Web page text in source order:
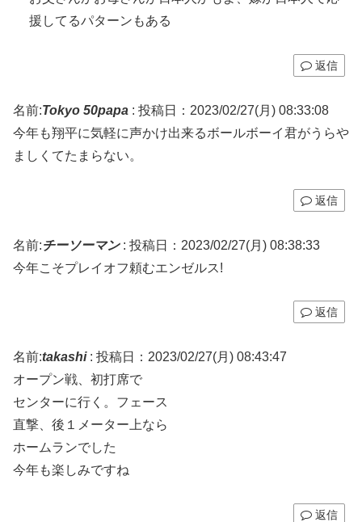
援してるパターンもある
返信
名前:Tokyo 50papa : 投稿日：2023/02/27(月) 08:33:08
今年も翔平に気軽に声かけ出来るボールボーイ君がうらや
ましくてたまらない。
返信
名前:チーソーマン: 投稿日：2023/02/27(月) 08:38:33
今年こそプレイオフ頼むエンゼルス!
返信
名前:takashi: 投稿日：2023/02/27(月) 08:43:47
オープン戦、初打席で
センターに行く。フェース
直撃、後１メーター上なら
ホームランでした
今年も楽しみですね
返信